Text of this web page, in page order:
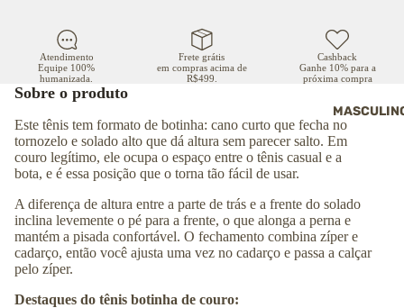
Atendimento
Equipe 100%
humanizada.
Frete grátis
em compras acima de
R$499.
Cashback
Ganhe 10% para a
próxima compra
Sobre o produto
Este tênis tem formato de botinha: cano curto que fecha no
tornozelo e solado alto que dá altura sem parecer salto. Em
couro legítimo, ele ocupa o espaço entre o tênis casual e a
bota, e é essa posição que o torna tão fácil de usar.
A diferença de altura entre a parte de trás e a frente do solado
inclina levemente o pé para a frente, o que alonga a perna e
mantém a pisada confortável. O fechamento combina zíper e
cadarço, então você ajusta uma vez no cadarço e passa a calçar
pelo zíper.
Destaques do tênis botinha de couro: